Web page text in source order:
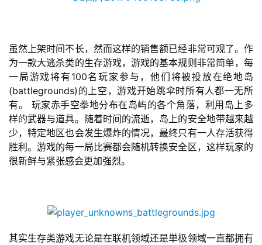
虽然上架时间不长，然而这样的销售额已经非常可观了。作
为一款大逃杀类的生存游戏，游戏的基本规则非常简单，每
一局游戏将有100名玩家参与，他们将被投放在绝地岛
(battlegrounds)的上空，游戏开始跳伞时所有人都一无所
有。 玩家赤手空拳地分布在岛屿的各个角落，利用岛上多
样的武器与道具。随着时间的流逝，岛上的安全地带越来越
少，特定地区也会发生爆炸的情况，最终只有一人存活获得
胜利。游戏的每一局比赛都会随机转换安全区，这样玩家的
很新鲜与紧张感会更加强烈。
其实生存类游戏无论是在联机领域还是単极领域一直都拥有